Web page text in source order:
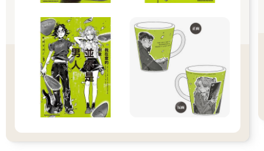
家門，唯獨單獨和公主在一起時才敢，因為她知道公主也喜歡跟
她鬥嘴。
公主從不把Prik當僕人對待，而是把她視為形影不離的好友。
從起床到睡前，公主第一個找的人都是Prik，每天的例行公事就
是放學後趕緊換衣服，接著到廚房找Prik。
為什麼Anil公主身邊一定要跟著Prik呢？當然是因為有她在，她們
就能每天都做一些不守規矩的事，包含偷吃廚房裡由主廚Paen姨
所管的零食，例如架上那些罐子裡的米餅，以及故意扮鬼嚇廚娘
沒有其他人敢這樣為非作歹。